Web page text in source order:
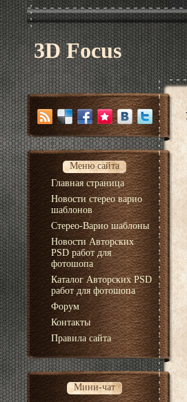
3D Focus
Меню сайта
Главная страница
Новости стерео варио
шаблонов
Стерео-Варио шаблоны
Новости Авторских
PSD работ для
фотошопа
Каталог Авторских PSD
работ для фотошопа
Форум
Контакты
Правила сайта
Мини-чат